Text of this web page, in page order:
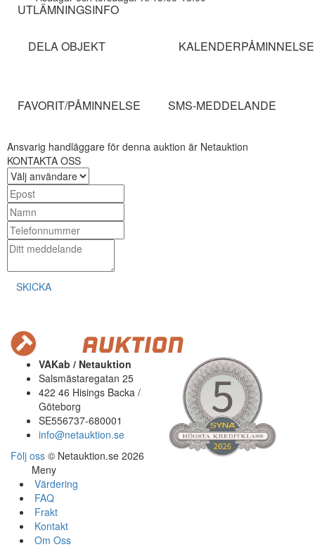
UTLÄMNINGSINFO
DELA OBJEKT KALENDERPÅMINNELSE
FAVORIT/PÅMINNELSE SMS-MEDDELANDE
Ansvarig handläggare för denna auktion är Netauktion
KONTAKTA OSS
SKICKA
VAKab / Netauktion
Salsmästaregatan 25
422 46 Hisings Backa /
Göteborg
SE556737-680001
info@netauktion.se
Följ oss © Netauktion.se 2026
Meny
Värdering
FAQ
Frakt
Kontakt
Om Oss